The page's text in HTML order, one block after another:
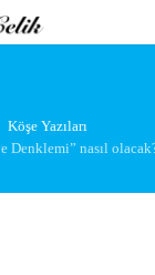
Köşe Yazıları
Denklemi” nasıl